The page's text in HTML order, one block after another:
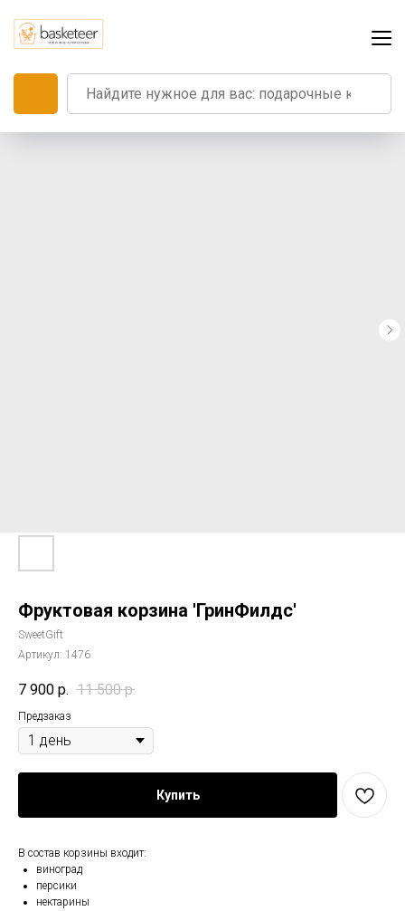
Фруктовая корзина 'ГринФилдс'
SweetGift
Артикул: 1476
7 900 р. 11 500 р.
Предзаказ
Купить
В состав корзины входит:
виноград
персики
нектарины